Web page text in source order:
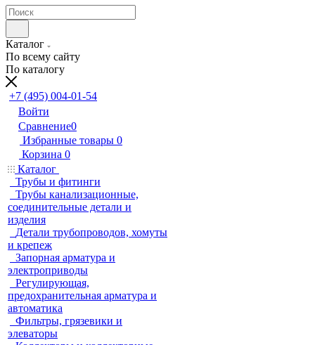
Каталог
По всему сайту
По каталогу
+7 (495) 004-01-54
Войти
Сравнение0
Избранные товары 0
Корзина 0
Каталог
Трубы и фитинги
Трубы канализационные,
соединительные детали и
изделия
Детали трубопроводов, хомуты
и крепеж
Запорная арматура и
электроприводы
Регулирующая,
предохранительная арматура и
автоматика
Фильтры, грязевики и
элеваторы